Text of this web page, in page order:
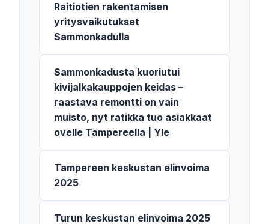
Raitiotien rakentamisen
yritysvaikutukset
Sammonkadulla
Sammonkadusta kuoriutui
kivijalkakauppojen keidas –
raastava remontti on vain
muisto, nyt ratikka tuo asiakkaat
ovelle Tampereella | Yle
Tampereen keskustan elinvoima
2025
Turun keskustan elinvoima 2025